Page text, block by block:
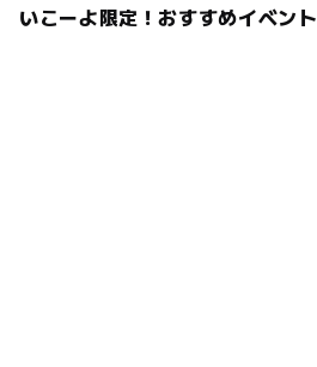
いこーよ限定！おすすめイベント